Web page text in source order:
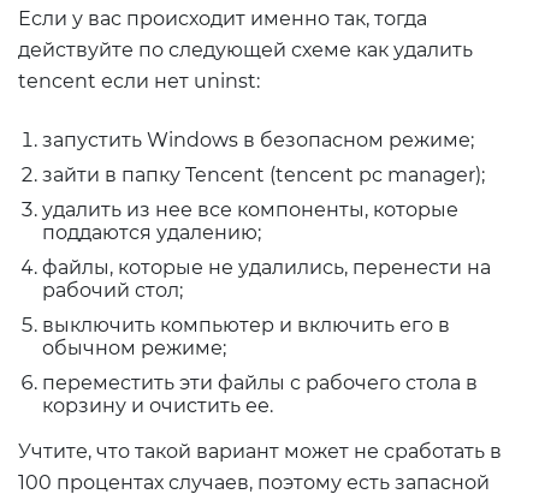
Если у вас происходит именно так, тогда
действуйте по следующей схеме как удалить
tencent если нет uninst:
запустить Windows в безопасном режиме;
зайти в папку Tencent (tencent pc manager);
удалить из нее все компоненты, которые
поддаются удалению;
файлы, которые не удалились, перенести на
рабочий стол;
выключить компьютер и включить его в
обычном режиме;
переместить эти файлы с рабочего стола в
корзину и очистить ее.
Учтите, что такой вариант может не сработать в
100 процентах случаев, поэтому есть запасной